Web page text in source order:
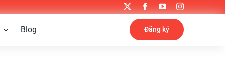
Blog Đăng ký